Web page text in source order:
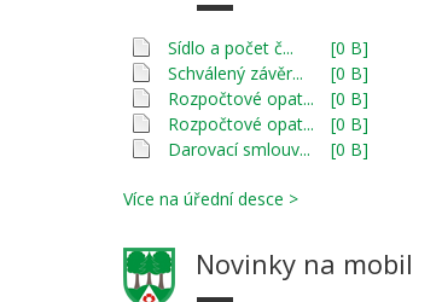
Sídlo a počet č...
[0 B]
Schválený závěr...
[0 B]
Rozpočtové opat...
[0 B]
Rozpočtové opat...
[0 B]
Darovací smlouv...
[0 B]
Více na úřední desce >
Novinky na mobil